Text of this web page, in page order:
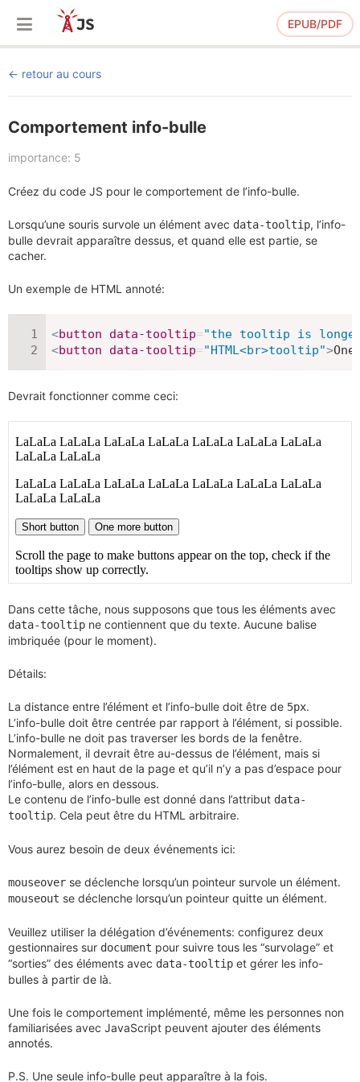
EPUB/PDF
retour au cours
Comportement info-bulle
importance: 5
Créez du code JS pour le comportement de l’info-bulle.
Lorsqu’une souris survole un élément avec data-tooltip, l’info-
bulle devrait apparaître dessus, et quand elle est partie, se
cacher.
Un exemple de HTML annoté:
<button data-tooltip="the tooltip is longer
<button data-tooltip="HTML<br>tooltip">
Devrait fonctionner comme ceci:
Dans cette tâche, nous supposons que tous les éléments avec
data-tooltip ne contiennent que du texte. Aucune balise
imbriquée (pour le moment).
Détails:
La distance entre l’élément et l’info-bulle doit être de 5px.
L’info-bulle doit être centrée par rapport à l’élément, si possible.
L’info-bulle ne doit pas traverser les bords de la fenêtre.
Normalement, il devrait être au-dessus de l’élément, mais si
l’élément est en haut de la page et qu’il n’y a pas d’espace pour
l’info-bulle, alors en dessous.
Le contenu de l’info-bulle est donné dans l’attribut data-
tooltip. Cela peut être du HTML arbitraire.
Vous aurez besoin de deux événements ici:
mouseover se déclenche lorsqu’un pointeur survole un élément.
mouseout se déclenche lorsqu’un pointeur quitte un élément.
Veuillez utiliser la délégation d’événements: configurez deux
gestionnaires sur document pour suivre tous les “survolage” et
“sorties” des éléments avec data-tooltip et gérer les info-
bulles à partir de là.
Une fois le comportement implémenté, même les personnes non
familiarisées avec JavaScript peuvent ajouter des éléments
annotés.
P.S. Une seule info-bulle peut apparaître à la fois.